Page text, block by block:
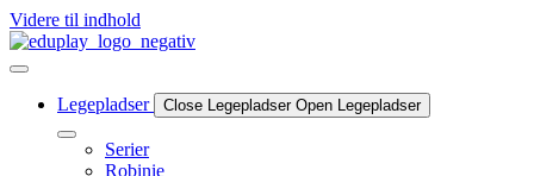
Videre til indhold
Legepladser Close Legepladser Open Legepladser
Serier
Robinie